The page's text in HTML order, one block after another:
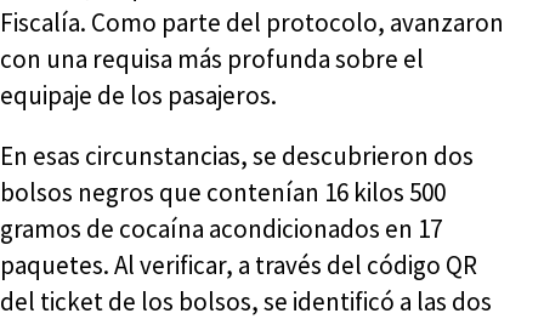
Fiscalía. Como parte del protocolo, avanzaron
con una requisa más profunda sobre el
equipaje de los pasajeros.
En esas circunstancias, se descubrieron dos
bolsos negros que contenían 16 kilos 500
gramos de cocaína acondicionados en 17
paquetes. Al verificar, a través del código QR
del ticket de los bolsos, se identificó a las dos